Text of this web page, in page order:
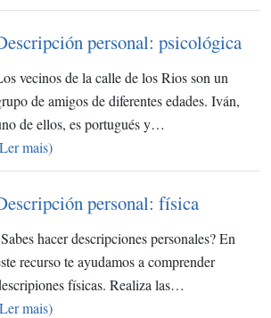
personal: psicológica
vecinos de la calle de los Rios son un
de amigos de diferentes edades. Iván,
de ellos, es portugués y…
mais)
personal: física
hacer descripciones personales? En
recurso te ayudamos a comprender
físicas. Realiza las…
mais)